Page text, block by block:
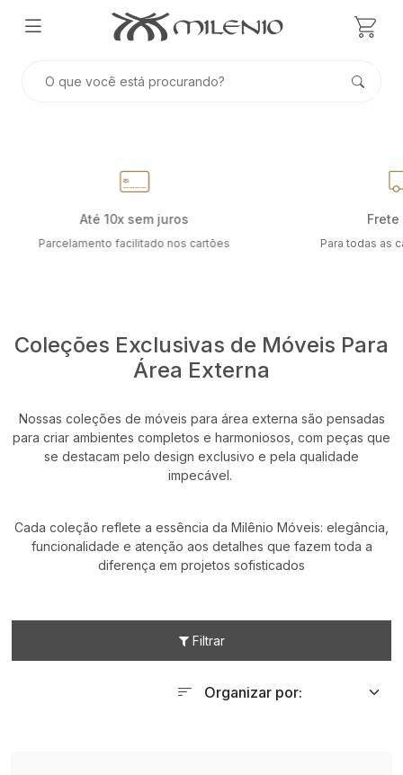
Frete grátis
Para todas as capitais do Brasil Especializada em
Coleções Exclusivas de Móveis Para
Área Externa
Nossas coleções de móveis para área externa são pensadas
para criar ambientes completos e harmoniosos, com peças que
se destacam pelo design exclusivo e pela qualidade
impecável.
Cada coleção reflete a essência da Milênio Móveis: elegância,
funcionalidade e atenção aos detalhes que fazem toda a
diferença em projetos sofisticados
Filtrar